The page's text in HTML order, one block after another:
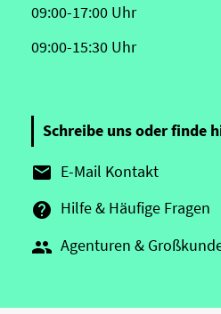
09:00-17:00 Uhr
09:00-15:30 Uhr
Schreibe uns oder finde
 E-Mail Kontakt
 Hilfe & Häufige Fragen
 Agenturen &